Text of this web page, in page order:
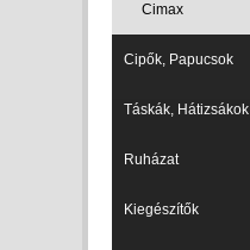
Cimax
Cipők, Papucsok
Táskák, Hátizsákok
Ruházat
Kiegészítők